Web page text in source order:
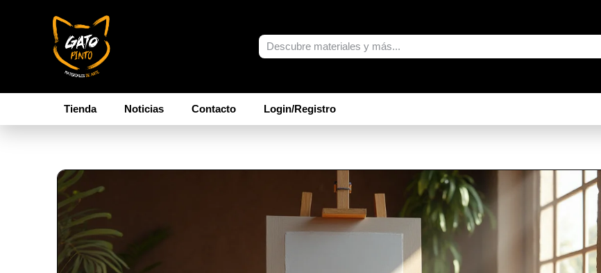
Tienda Noticias Contacto Login/Registro